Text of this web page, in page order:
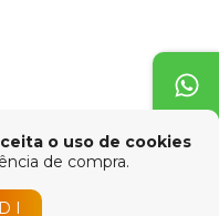
o uso de cookies
de compra.
- 2026. Todos